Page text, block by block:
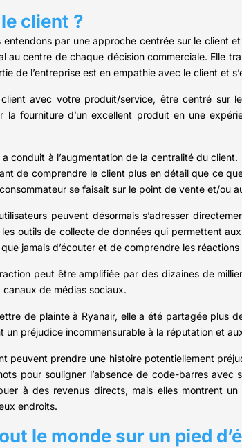
client ?
par une approche centrée sur le client
au centre de chaque décision commerciale. Elle
de l’entreprise est en empathie avec le client et
avec votre produit/service, être centré sur
la fourniture d’un excellent produit en une
conduit à l’augmentation de la centralité du
de comprendre le client plus en détail que ce
se faisait sur le point de vente et/ou
peuvent désormais s’adresser
outils de collecte de données qui permettent
jamais d’écouter et de comprendre les
peut être amplifiée par des dizaines de
de médias sociaux.
de plainte à Ryanair, elle a été partagée plus
un préjudice incommensurable à la réputation et
peuvent prendre une histoire potentiellement
pour souligner l’absence de code-barres
à des revenus directs, mais elles montrent
endroits.
le monde sur un pied